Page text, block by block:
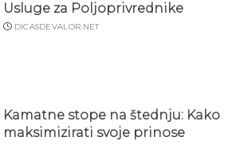
Usluge za Poljoprivrednike
DICASDEVALOR.NET
Kamatne stope na štednju: Kako
maksimizirati svoje prinose